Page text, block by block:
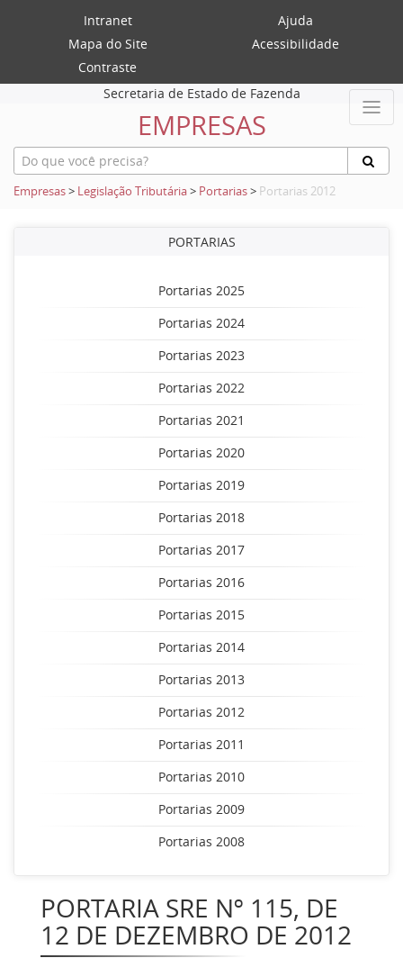
Intranet
Ajuda
Mapa do Site
Acessibilidade
Contraste
Secretaria de Estado de Fazenda
EMPRESAS
Empresas> Legislação Tributária> Portarias> Portarias 2012
PORTARIAS
Portarias 2025
Portarias 2024
Portarias 2023
Portarias 2022
Portarias 2021
Portarias 2020
Portarias 2019
Portarias 2018
Portarias 2017
Portarias 2016
Portarias 2015
Portarias 2014
Portarias 2013
Portarias 2012
Portarias 2011
Portarias 2010
Portarias 2009
Portarias 2008
PORTARIA SRE Nº 115, DE
12 DE DEZEMBRO DE 2012